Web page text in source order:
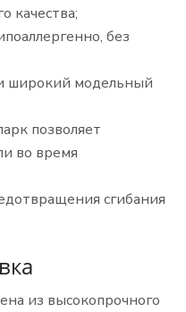
качества;
без
широкий модельный
позволяет
во время
сгибания
​​из высокопрочного